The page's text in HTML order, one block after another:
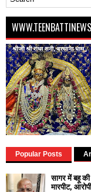
Popular Posts
सागर में बहू की
मारपीट,